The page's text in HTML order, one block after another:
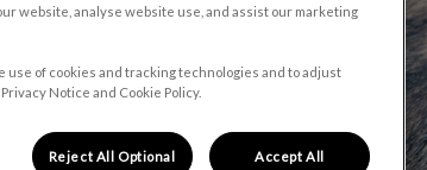
website, analyse website use, and assist our marketing
use of cookies and tracking technologies and to adjust
Notice and Cookie Policy.
Reject All Optional Accept All